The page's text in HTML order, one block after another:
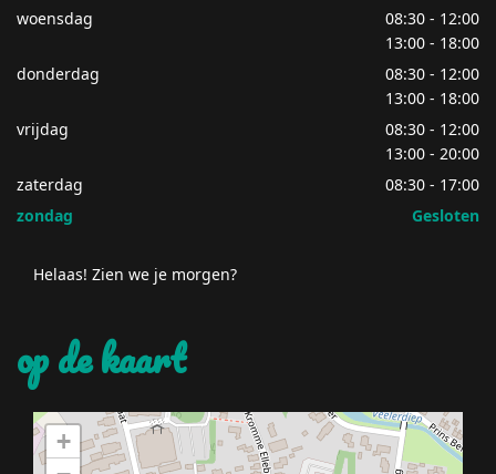
woensdag
08:30 - 12:00
13:00 - 18:00
donderdag
08:30 - 12:00
13:00 - 18:00
vrijdag
08:30 - 12:00
13:00 - 20:00
zaterdag
08:30 - 17:00
zondag
Gesloten
Helaas! Zien we je morgen?
op de kaart
+